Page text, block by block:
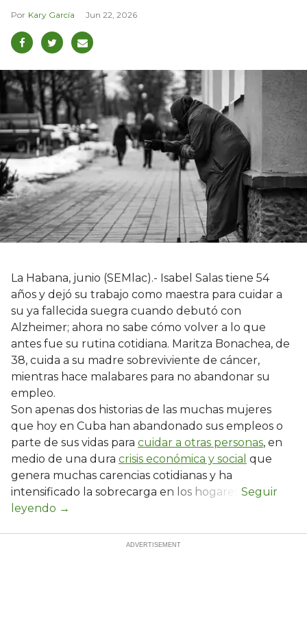
Kary García Jun 22, 2026
La Habana, junio (SEMlac).- Isabel Salas tiene 54
años y dejó su trabajo como maestra para cuidar a
su ya fallecida suegra cuando debutó con
Alzheimer; ahora no sabe cómo volver a lo que
antes fue su rutina cotidiana. Maritza Bonachea, de
38, cuida a su madre sobreviviente de cáncer,
mientras hace malabares para no abandonar su
empleo.
Son apenas dos historias de las muchas mujeres
que hoy en Cuba han abandonado sus empleos o
parte de sus vidas para cuidar a otras personas, en
medio de una dura crisis económica y social que
genera muchas carencias cotidianas y ha
intensificado la sobrecarga en los hogares.